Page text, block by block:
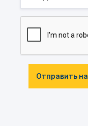
Отправить на